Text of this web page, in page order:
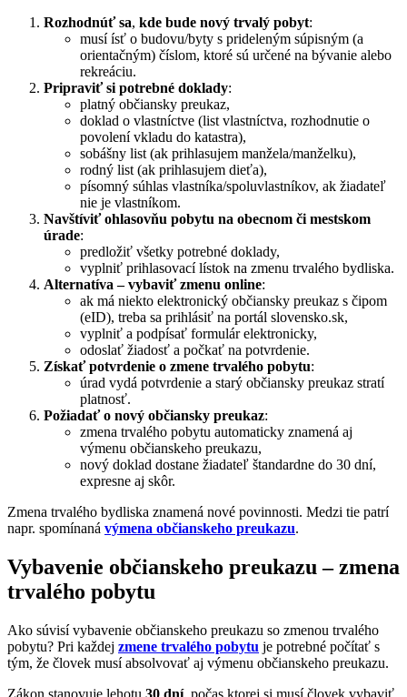
Rozhodnúť sa, kde bude nový trvalý pobyt:
musí ísť o budovu/byty s prideleným súpisným (a
orientačným) číslom, ktoré sú určené na bývanie alebo
rekreáciu.
Pripraviť si potrebné doklady:
platný občiansky preukaz,
doklad o vlastníctve (list vlastníctva, rozhodnutie o
povolení vkladu do katastra),
sobášny list (ak prihlasujem manžela/manželku),
rodný list (ak prihlasujem dieťa),
písomný súhlas vlastníka/spoluvlastníkov, ak žiadateľ
nie je vlastníkom.
Navštíviť ohlasovňu pobytu na obecnom či mestskom
úrade:
predložiť všetky potrebné doklady,
vyplniť prihlasovací lístok na zmenu trvalého bydliska.
Alternatíva – vybaviť zmenu online:
ak má niekto elektronický občiansky preukaz s čipom
(eID), treba sa prihlásiť na portál slovensko.sk,
vyplniť a podpísať formulár elektronicky,
odoslať žiadosť a počkať na potvrdenie.
Získať potvrdenie o zmene trvalého pobytu:
úrad vydá potvrdenie a starý občiansky preukaz stratí
platnosť.
Požiadať o nový občiansky preukaz:
zmena trvalého pobytu automaticky znamená aj
výmenu občianskeho preukazu,
nový doklad dostane žiadateľ štandardne do 30 dní,
expresne aj skôr.
Zmena trvalého bydliska znamená nové povinnosti. Medzi tie patrí
napr. spomínaná výmena občianskeho preukazu.
Vybavenie občianskeho preukazu – zmena
trvalého pobytu
Ako súvisí vybavenie občianskeho preukazu so zmenou trvalého
pobytu? Pri každej zmene trvalého pobytu je potrebné počítať s
tým, že človek musí absolvovať aj výmenu občianskeho preukazu.